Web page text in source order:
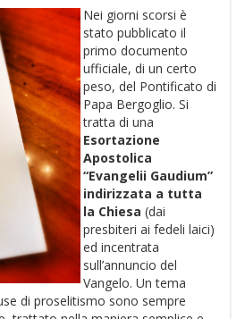
Nei giorni scorsi è
stato pubblicato il
primo documento
ufficiale, di un certo
peso, del Pontificato di
Papa Bergoglio. Si
tratta di una
Esortazione
Apostolica
“Evangelii Gaudium”
indirizzata a tutta
la Chiesa (dai
presbiteri ai fedeli laici)
ed incentrata
sull’annuncio del
Vangelo. Un tema
di proselitismo sono sempre